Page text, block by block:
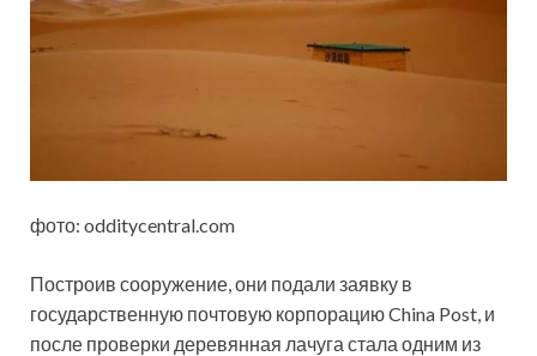
фото: odditycentral.com
Построив сооружение, они подали заявку в
государственную почтовую корпорацию China Post, и
после проверки деревянная лачуга стала одним из